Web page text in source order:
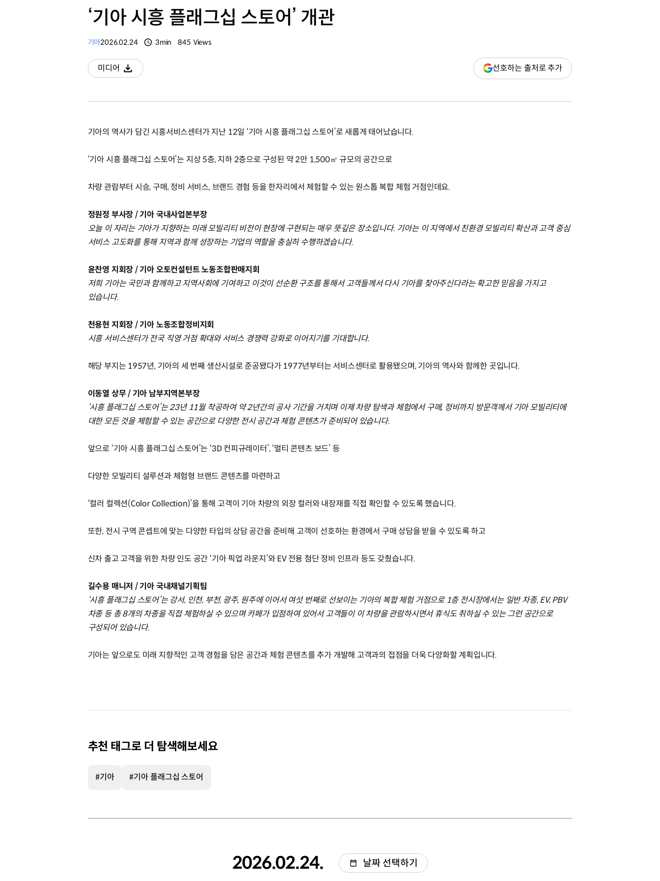
‘기아 시흥 플래그십 스토어’ 개관
기아2026.02.24 3min 845 Views
미디어
다운로드
선호하는 출처로 추가(새
창
기아의 역사가 담긴 시흥서비스센터가 지난 12일 ‘기아 시흥 플래그십 스토어’로 새롭게 태어났습니다.
‘기아 시흥 플래그십 스토어’는 지상 5층, 지하 2층으로 구성된 약 2만 1,500㎡ 규모의 공간으로
차량 관람부터 시승, 구매, 정비 서비스, 브랜드 경험 등을 한자리에서 체험할 수 있는 원스톱 복합 체험 거점인데요.
정원정 부사장 / 기아 국내사업본부장
오늘 이 자리는 기아가 지향하는 미래 모빌리티 비전이 현장에 구현되는 매우 뜻깊은 장소입니다. 기아는 이 지역에서 친환경 모빌리티 확산과 고객 중심
서비스 고도화를 통해 지역과 함께 성장하는 기업의 역할을 충실히 수행하겠습니다.
윤찬영 지회장 / 기아 오토컨설턴트 노동조합판매지회
저희 기아는 국민과 함께하고 지역사회에 기여하고 이것이 선순환 구조를 통해서 고객들께서 다시 기아를 찾아주신다라는 확고한 믿음을 가지고
있습니다.
천용현 지회장 / 기아 노동조합정비지회
시흥 서비스센터가 전국 직영 거점 확대와 서비스 경쟁력 강화로 이어지기를 기대합니다.
해당 부지는 1957년, 기아의 세 번째 생산시설로 준공됐다가 1977년부터는 서비스센터로 활용됐으며, 기아의 역사와 함께한 곳입니다.
이동열 상무 / 기아 남부지역본부장
‘시흥 플래그십 스토어’는 23년 11월 착공하여 약 2년간의 공사 기간을 거치며 이제 차량 탐색과 체험에서 구매, 정비까지 방문객께서 기아 모빌리티에
대한 모든 것을 체험할 수 있는 공간으로 다양한 전시 공간과 체험 콘텐츠가 준비되어 있습니다.
앞으로 ‘기아 시흥 플래그십 스토어’는 ‘3D 컨피규레이터’, ‘멀티 콘텐츠 보드’ 등
다양한 모빌리티 설루션과 체험형 브랜드 콘텐츠를 마련하고
‘컬러 컬렉션(Color Collection)’을 통해 고객이 기아 차량의 외장 컬러와 내장재를 직접 확인할 수 있도록 했습니다.
또한, 전시 구역 콘셉트에 맞는 다양한 타입의 상담 공간을 준비해 고객이 선호하는 환경에서 구매 상담을 받을 수 있도록 하고
신차 출고 고객을 위한 차량 인도 공간 ‘기아 픽업 라운지’와 EV 전용 첨단 정비 인프라 등도 갖췄습니다.
길수용 매니저 / 기아 국내채널기획팀
‘시흥 플래그십 스토어’는 강서, 인천, 부천, 광주, 원주에 이어서 여섯 번째로 선보이는 기아의 복합 체험 거점으로 1층 전시장에서는 일반 차종, EV, PBV
차종 등 총 8개의 차종을 직접 체험하실 수 있으며 카페가 입점하여 있어서 고객들이 이 차량을 관람하시면서 휴식도 취하실 수 있는 그런 공간으로
구성되어 있습니다.
기아는 앞으로도 미래 지향적인 고객 경험을 담은 공간과 체험 콘텐츠를 추가 개발해 고객과의 접점을 더욱 다양화할 계획입니다.
추천 태그로 더 탐색해보세요
#기아 #기아 플래그십 스토어
2026.02.24. 날짜 선택하기